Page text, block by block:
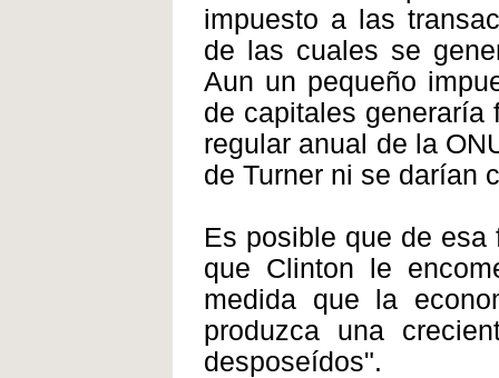
impuesto a las
de las cuales se
Aun un pequeño
de capitales generaría
regular anual de la
de Turner ni se darían
Es posible que de esa
que Clinton le
medida que la
produzca una
desposeídos".